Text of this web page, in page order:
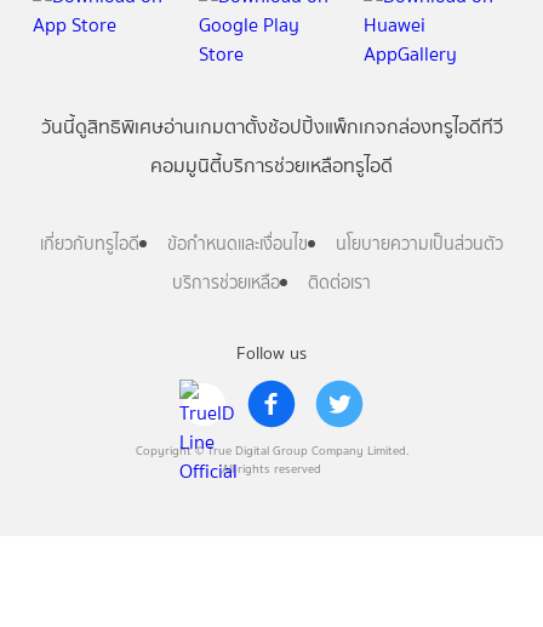
Follow us
Copyright © True Digital Group Company Limited.
All rights reserved
วันนี้ดูสิทธิพิเศษอ่านเกมตาตั้งช้อปปิ้งแพ็กเกจกล่องทรูไอดีทีวี
คอมมูนิตี้บริการช่วยเหลือทรูไอดี
เกี่ยวกับทรูไอดี ข้อกำหนดและเงื่อนไข
นโยบายความเป็นส่วนตัว
บริการช่วยเหลือ
ติดต่อเรา